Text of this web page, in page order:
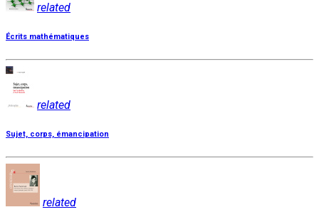
related
Écrits mathématiques
related
Sujet, corps, émancipation
related